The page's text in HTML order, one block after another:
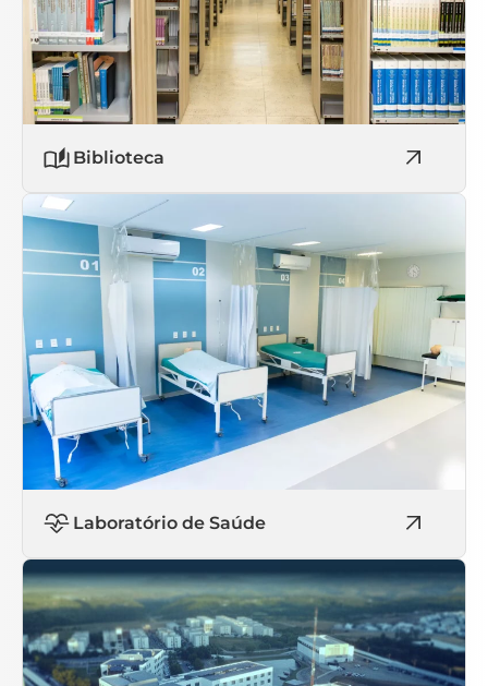
Biblioteca
Laboratório de Saúde